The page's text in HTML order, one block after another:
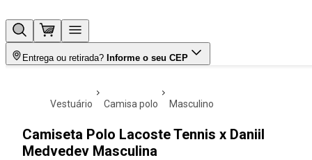
Entrega ou retirada? Informe o seu CEP
vestuário camisa polo masculino
Camiseta Polo Lacoste Tennis x Daniil
Medvedev Masculina